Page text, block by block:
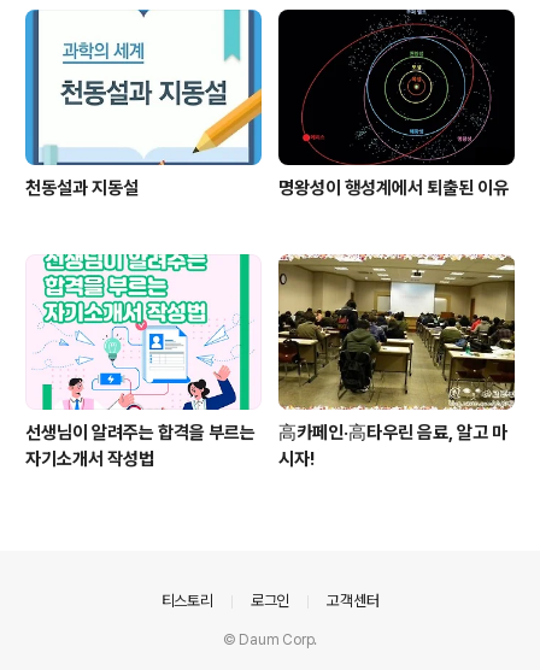
천동설과 지동설 명왕성이 행성계에서 퇴출된 이유
선생님이 알려주는 합격을 부르는
자기소개서 작성법
高카페인·高타우린 음료, 알고 마
시자!
티스토리 로그인 고객센터
© Daum Corp.